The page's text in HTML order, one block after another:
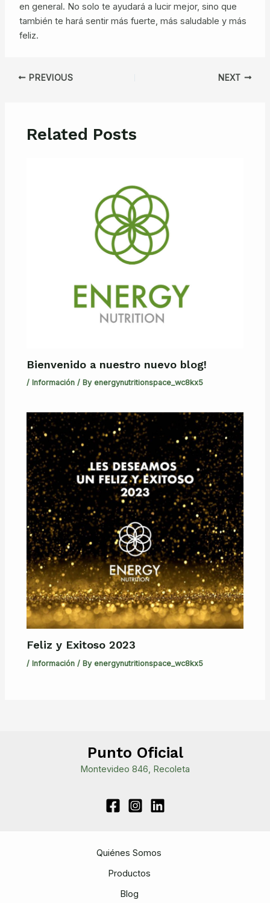
en general. No solo te ayudará a lucir mejor, sino que
también te hará sentir más fuerte, más saludable y más
feliz.
Post
PREVIOUS NEXT
Related Posts
Bienvenido a nuestro nuevo blog!
/ Información / Byenergynutritionspace_wc8kx5
Feliz y Exitoso 2023
/ Información / Byenergynutritionspace_wc8kx5
Punto Oficial
Montevideo 846, Recoleta
Quiénes Somos
Productos
Blog